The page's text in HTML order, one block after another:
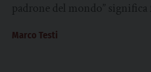
padrone del mondo”
Marco Testi